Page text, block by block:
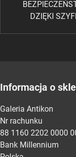
DZIĘKI
Informacja o
Galeria Antikon
Nr rachunku
88 1160 2202 0000
Bank Millennium